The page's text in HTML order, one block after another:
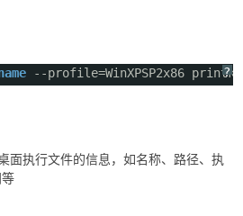
?
--profile=WinXPSP2x86
面执行文件的信息，如名称、路径、执